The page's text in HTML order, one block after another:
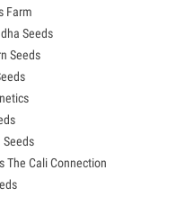
de Jack Herer
de Girl Scout Cookies
de Wedding Cake
de Zkittlez
de Pineapple Express
de Chemdawg
de Hindu Kush
de Mimosa
Farm
Seeds
Seeds
Seeds
The Cali Connection